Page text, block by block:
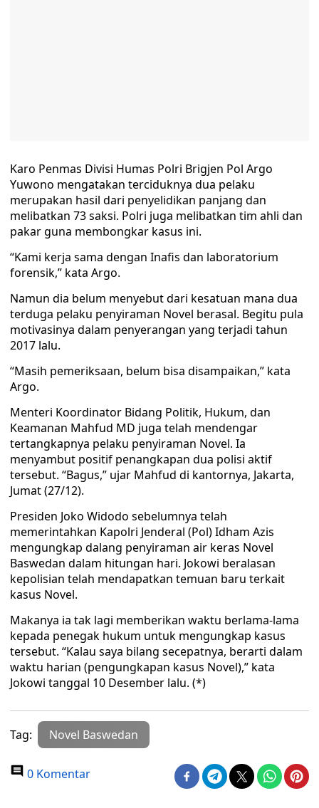
Karo Penmas Divisi Humas Polri Brigjen Pol Argo
Yuwono mengatakan terciduknya dua pelaku
merupakan hasil dari penyelidikan panjang dan
melibatkan 73 saksi. Polri juga melibatkan tim ahli dan
pakar guna membongkar kasus ini.
“Kami kerja sama dengan Inafis dan laboratorium
forensik,” kata Argo.
Namun dia belum menyebut dari kesatuan mana dua
terduga pelaku penyiraman Novel berasal. Begitu pula
motivasinya dalam penyerangan yang terjadi tahun
2017 lalu.
“Masih pemeriksaan, belum bisa disampaikan,” kata
Argo.
Menteri Koordinator Bidang Politik, Hukum, dan
Keamanan Mahfud MD juga telah mendengar
tertangkapnya pelaku penyiraman Novel. Ia
menyambut positif penangkapan dua polisi aktif
tersebut. “Bagus,” ujar Mahfud di kantornya, Jakarta,
Jumat (27/12).
Presiden Joko Widodo sebelumnya telah
memerintahkan Kapolri Jenderal (Pol) Idham Azis
mengungkap dalang penyiraman air keras Novel
Baswedan dalam hitungan hari. Jokowi beralasan
kepolisian telah mendapatkan temuan baru terkait
kasus Novel.
Makanya ia tak lagi memberikan waktu berlama-lama
kepada penegak hukum untuk mengungkap kasus
tersebut. “Kalau saya bilang secepatnya, berarti dalam
waktu harian (pengungkapan kasus Novel),” kata
Jokowi tanggal 10 Desember lalu. (*)
Tag: Novel Baswedan
0 Komentar